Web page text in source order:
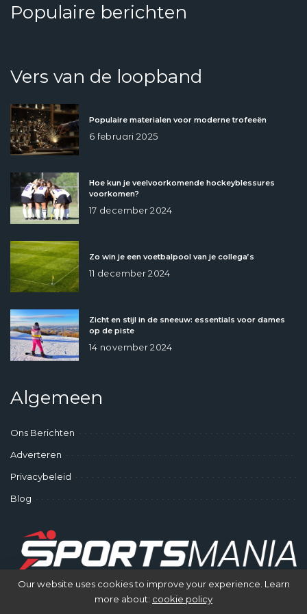
Populaire berichten
Vers van de loopband
Populaire materialen voor moderne trofeeën
6 februari 2025
Hoe kun je veelvoorkomende hockeyblessures
voorkomen?
17 december 2024
Zo win je een voetbalpool van je collega’s
11 december 2024
Zicht en stijl in de sneeuw: essentials voor dames
op de piste
14 november 2024
Algemeen
Ons Berichten
Adverteren
Privacybeleid
Blog
Our website uses cookies to improve your experience. Learn
more about: cookie policy